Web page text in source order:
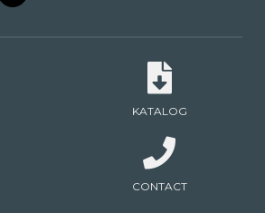
KATALOG
CONTACT